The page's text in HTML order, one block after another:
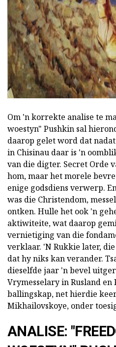
Om 'n korrekte analise te
woestyn" Pushkin sal
daarop gelet word dat
in Chisinau daar is 'n
van die digter. Secret Orde
hom, maar het morele
enige godsdiens verwerp.
was die Christendom,
ontken. Hulle het ook 'n
aktiwiteite, wat daarop
vernietiging van die
verklaar. 'N Rukkie later,
dat hy niks kan verander.
dieselfde jaar 'n bevel
Vrymesselary in Rusland
ballingskap, net hierdie
Mikhailovskoye, onder
ANALISE: